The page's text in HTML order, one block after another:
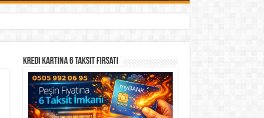
Kredi Kartına 6 Taksit Fırsatı